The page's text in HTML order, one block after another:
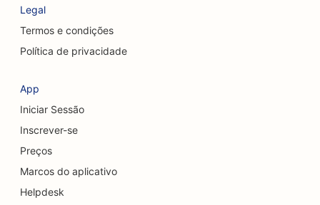
SEO para empresas de consultoria
SEO para cirurgiões cosméticos
SEO para serviços de câmbio de moedas
SEO para cooperativas de crédito
SEO para lojas de cupcakes
Legal
Termos e condições
Política de privacidade
App
Iniciar Sessão
Inscrever-se
Preços
Marcos do aplicativo
Helpdesk